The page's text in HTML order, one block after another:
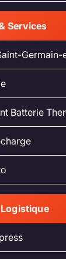
Services
Germain-
Batterie